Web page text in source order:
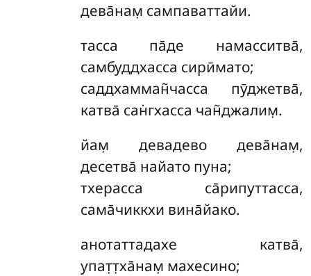
дева̄нам̣ сампаваттайи.
тасса па̄де намасситва̄,
самбуддхасса сирӣмато;
саддхамман̃часса пӯджетва̄,
катва̄ сан̇гхасса чан̃джалим̣.
йам̣ девадево дева̄нам̣,
десетва̄ найато пуна;
тхерасса са̄рипуттасса,
сама̄чиккхи вина̄йако.
анотаттадахе катва̄,
упат̣т̣ха̄нам̣ махесино;